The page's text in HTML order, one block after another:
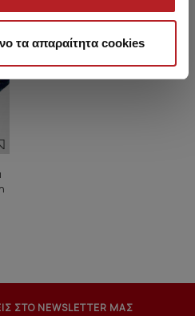
τα απαραίτητα cookies
ΣΤΟ NEWSLETTER ΜΑΣ